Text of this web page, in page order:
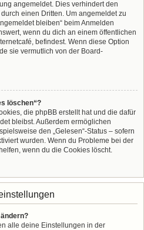
angemeldet. Dies verhindert den
einen Dritten. Um angemeldet zu
bleiben“ beim Anmelden
wenn du dich an einem öffentlichen
befindest. Wenn diese Option
sie vermutlich von der Board-
löschen“?
die phpBB erstellt hat und die dafür
bleibst. Außerdem ermöglichen
den „Gelesen“-Status – sofern
wurden. Wenn du Probleme bei der
wenn du die Cookies löscht.
alle deine Einstellungen in der